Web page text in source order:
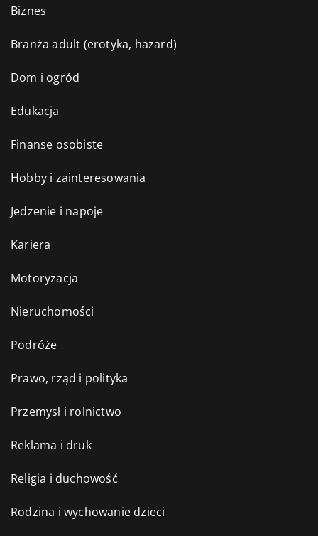
Biznes
Branża adult (erotyka, hazard)
Dom i ogród
Edukacja
Finanse osobiste
Hobby i zainteresowania
Jedzenie i napoje
Kariera
Motoryzacja
Nieruchomości
Podróże
Prawo, rząd i polityka
Przemysł i rolnictwo
Reklama i druk
Religia i duchowość
Rodzina i wychowanie dzieci